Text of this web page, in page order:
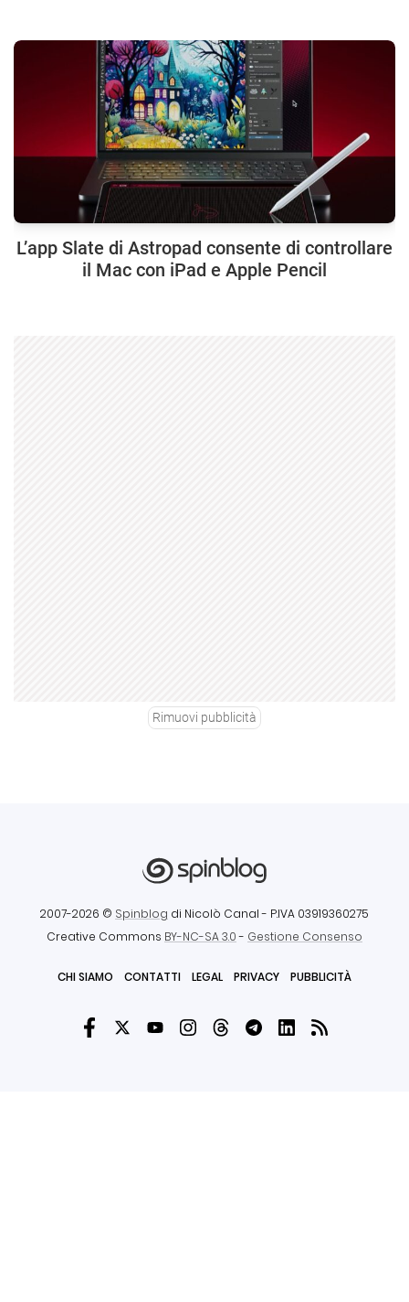
L’app Slate di Astropad consente di controllare
il Mac con iPad e Apple Pencil
Rimuovi pubblicità
2007-2026 © Spinblog di Nicolò Canal - P.IVA 03919360275
Creative Commons BY-NC-SA 3.0- Gestione Consenso
CHI SIAMO CONTATTI LEGAL PRIVACY PUBBLICITÀ